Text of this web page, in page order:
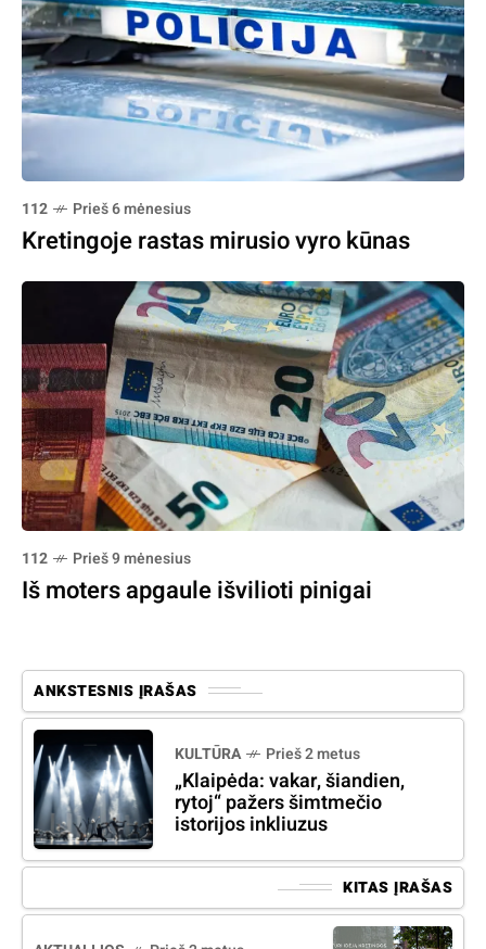
112 Prieš 6 mėnesius
Kretingoje rastas mirusio vyro kūnas
112 Prieš 9 mėnesius
Iš moters apgaule išvilioti pinigai
ANKSTESNIS ĮRAŠAS
KULTŪRA Prieš 2 metus
„Klaipėda: vakar, šiandien,
rytoj“ pažers šimtmečio
istorijos inkliuzus
KITAS ĮRAŠAS